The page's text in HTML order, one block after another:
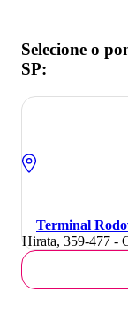
Selecione o
SP:
Terminal
Hirata, 359-477 -